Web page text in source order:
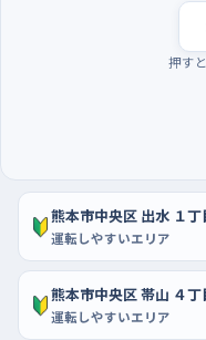
夕方の混み合う時
え、週の半ばはとくに流
い。駐車の練習は、区画
ン大江の駐車場か、ケ
すといい。
押す
熊本市中央区 出水 １丁
運転しやすいエリア
熊本市中央区 帯山 ４丁
運転しやすいエリア